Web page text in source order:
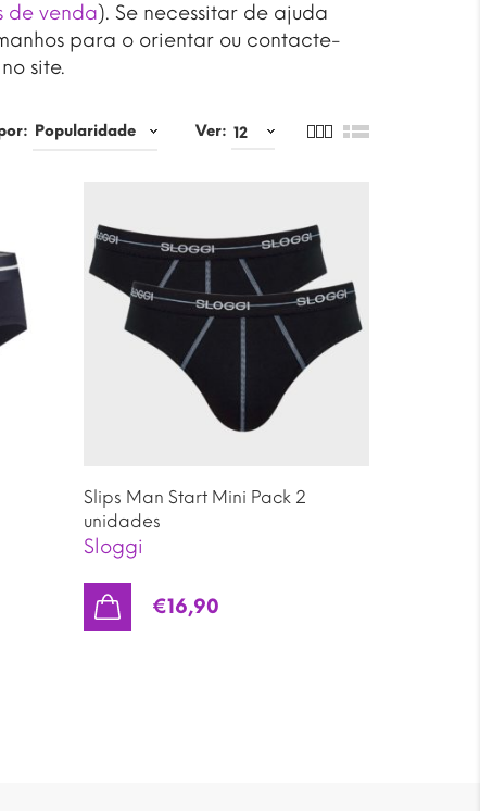
de venda). Se necessitar de ajuda
para o orientar ou contacte-
site.
Ver:
Slips Man Start Mini Pack 2
unidades
Sloggi
€16,90